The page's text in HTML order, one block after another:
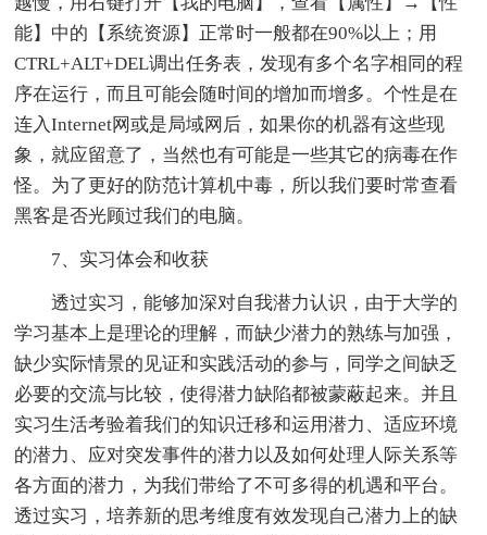
能】中的【系统资源】正常时一般都在90%以上；用
CTRL+ALT+DEL调出任务表，发现有多个名字相同的程
序在运行，而且可能会随时间的增加而增多。个性是在
连入Internet网或是局域网后，如果你的机器有这些现
象，就应留意了，当然也有可能是一些其它的病毒在作
怪。为了更好的防范计算机中毒，所以我们要时常查看
黑客是否光顾过我们的电脑。
7、实习体会和收获
透过实习，能够加深对自我潜力认识，由于大学的
学习基本上是理论的理解，而缺少潜力的熟练与加强，
缺少实际情景的见证和实践活动的参与，同学之间缺乏
必要的交流与比较，使得潜力缺陷都被蒙蔽起来。并且
实习生活考验着我们的知识迁移和运用潜力、适应环境
的潜力、应对突发事件的潜力以及如何处理人际关系等
各方面的潜力，为我们带给了不可多得的机遇和平台。
透过实习，培养新的思考维度有效发现自己潜力上的缺